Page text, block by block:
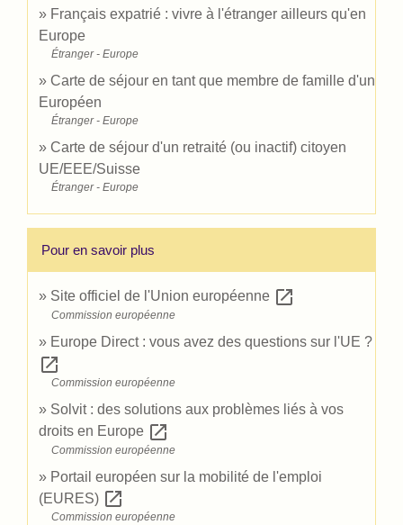
Français expatrié : vivre à l'étranger ailleurs qu'en
Europe
Étranger - Europe
Carte de séjour en tant que membre de famille d'un
Européen
Étranger - Europe
Carte de séjour d'un retraité (ou inactif) citoyen
UE/EEE/Suisse
Étranger - Europe
Pour en savoir plus
Site officiel de l'Union européenne open_in_new
Commission européenne
Europe Direct : vous avez des questions sur l'UE ?
open_in_new
Commission européenne
Solvit : des solutions aux problèmes liés à vos
droits en Europe open_in_new
Commission européenne
Portail européen sur la mobilité de l'emploi
(EURES) open_in_new
Commission européenne